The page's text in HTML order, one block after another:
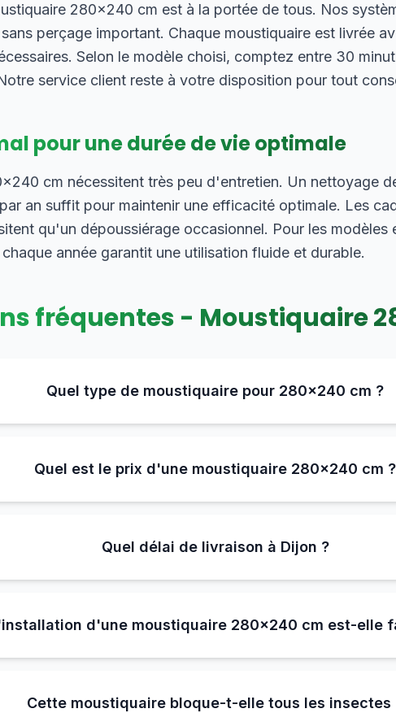
280×240 cm est à la portée de tous. Nos
perçage important. Chaque moustiquaire est livrée
Selon le modèle choisi, comptez entre 30
service client reste à votre disposition pour tout
pour une durée de vie optimale
cm nécessitent très peu d'entretien. Un nettoyage
an suffit pour maintenir une efficacité optimale. Les
qu'un dépoussiérage occasionnel. Pour les modèles
année garantit une utilisation fluide et durable.
fréquentes - Moustiquaire
Quel type de moustiquaire pour 280×240 cm ?
Quel est le prix d'une moustiquaire 280×240 cm ?
Quel délai de livraison à Dijon ?
d'une moustiquaire 280×240 cm est-elle
Cette moustiquaire bloque-t-elle tous les insectes